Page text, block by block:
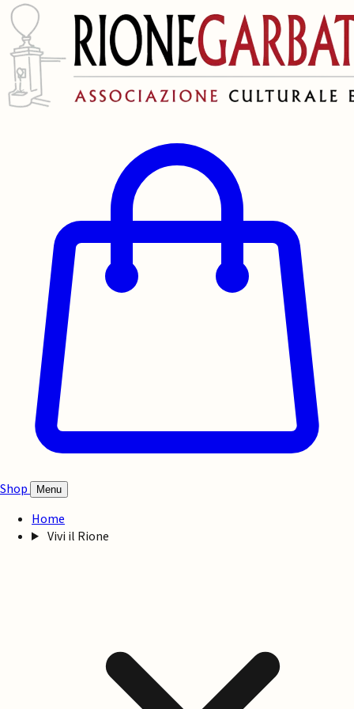
Shop Menu
Home
Vivi il Rione